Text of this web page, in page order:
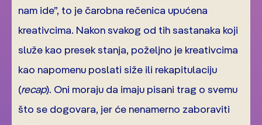
nam ide”, to je čarobna rečenica upućena
kreativcima. Nakon svakog od tih sastanaka koji
služe kao presek stanja, poželjno je kreativcima
kao napomenu poslati siže ili rekapitulaciju
(recap). Oni moraju da imaju pisani trag o svemu
što se dogovara, jer će nenamerno zaboraviti